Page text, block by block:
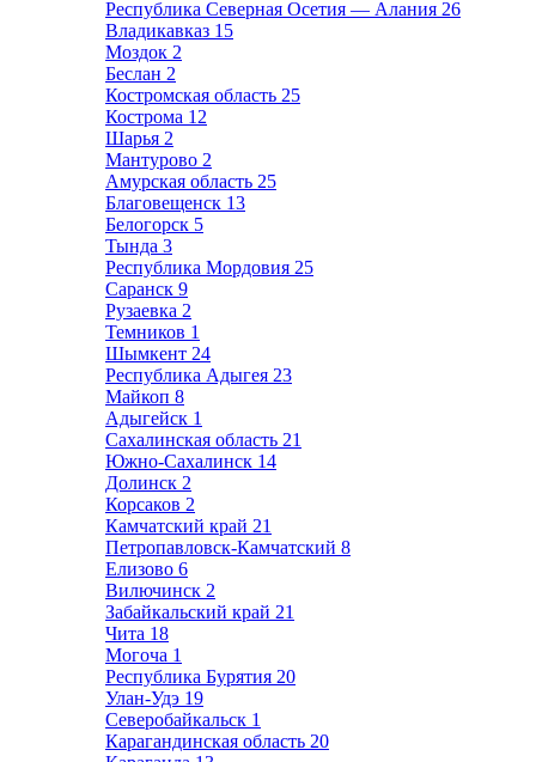
Республика Северная Осетия — Алания 26
Владикавказ 15
Моздок 2
Беслан 2
Костромская область 25
Кострома 12
Шарья 2
Мантурово 2
Амурская область 25
Благовещенск 13
Белогорск 5
Тында 3
Республика Мордовия 25
Саранск 9
Рузаевка 2
Темников 1
Шымкент 24
Республика Адыгея 23
Майкоп 8
Адыгейск 1
Сахалинская область 21
Южно-Сахалинск 14
Долинск 2
Корсаков 2
Камчатский край 21
Петропавловск-Камчатский 8
Елизово 6
Вилючинск 2
Забайкальский край 21
Чита 18
Могоча 1
Республика Бурятия 20
Улан-Удэ 19
Северобайкальск 1
Карагандинская область 20